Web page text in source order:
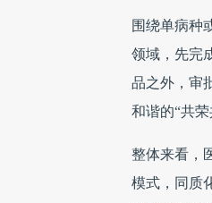
围绕单病种
领域，先完
品之外，审
和谐的“共
整体来看，
模式，同质